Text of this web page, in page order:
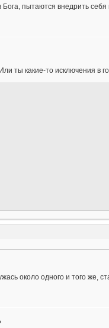
пытаются внедрить
ты какие-то исключения в
около одного и того же,